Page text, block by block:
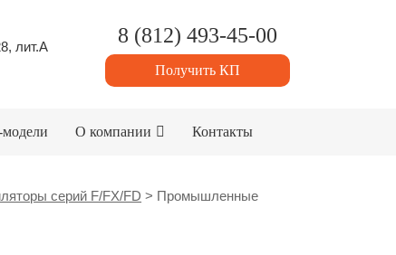
лит.А
8 (812) 493-45-00
Получить КП
О компании Контакты
серий F/FX/FD > Промышленные